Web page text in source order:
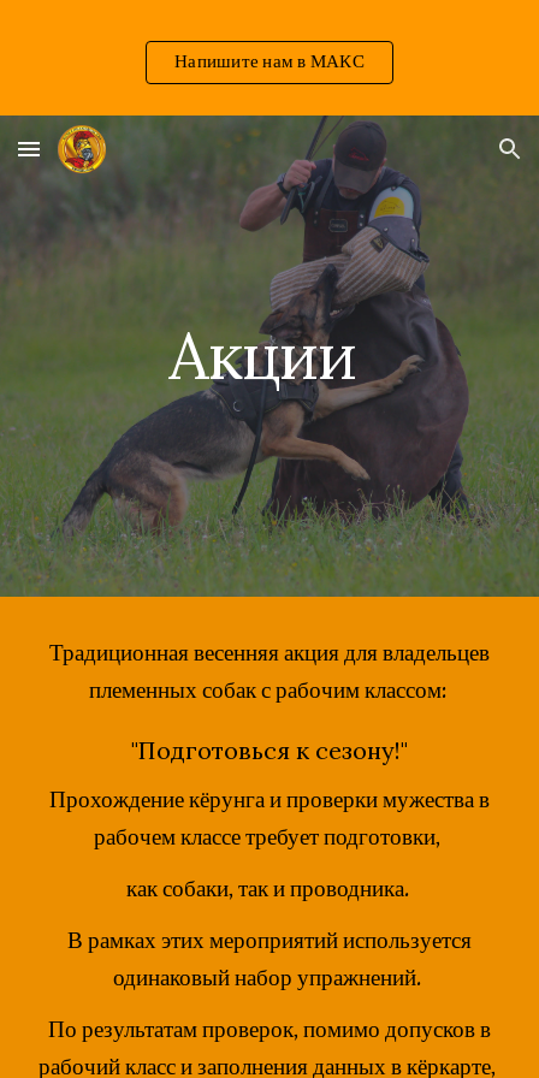
Skip to main content Skip to navigation
Напишите нам в МАКС
Акции
Традиционная весенняя акция для владельцев
племенных собак с рабочим классом:
"Подготовься к сезону!"
Прохождение кёрунга и проверки мужества в
рабочем классе требует подготовки,
как собаки, так и проводника.
В рамках этих мероприятий используется
одинаковый набор упражнений.
По результатам проверок, помимо допусков в
рабочий класс и заполнения данных в кёркарте,